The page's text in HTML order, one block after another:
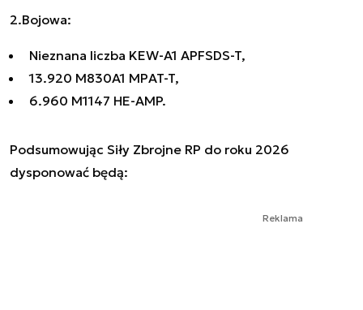
2.Bojowa:
Nieznana liczba KEW-A1 APFSDS-T,
13.920 M830A1 MPAT-T,
6.960 M1147 HE-AMP.
Podsumowując Siły Zbrojne RP do roku 2026
dysponować będą:
Reklama